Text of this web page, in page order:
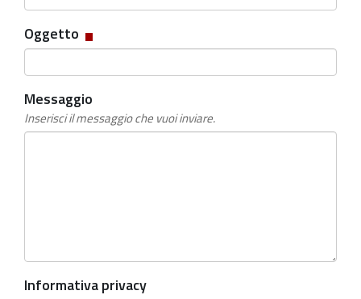
Oggetto Campo
obbligatorio
Messaggio
Inserisci il messaggio che vuoi inviare.
Informativa privacy